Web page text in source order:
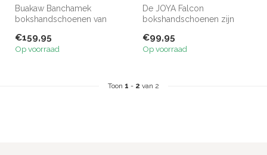
Buakaw Banchamek
bokshandschoenen van
uitstekende beschermin...
€159,95
Op voorraad
De JOYA Falcon
bokshandschoenen zijn
bieden comfort...
€99,95
Op voorraad
Toon 1 - 2 van 2